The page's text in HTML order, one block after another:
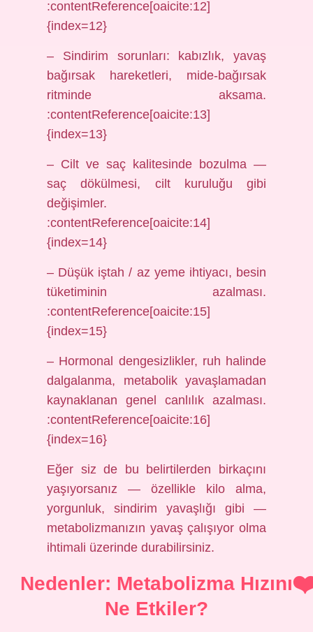
:contentReference[oaicite:12]
{index=12}
– Sindirim sorunları: kabızlık, yavaş
bağırsak hareketleri, mide‑bağırsak
ritminde aksama.
:contentReference[oaicite:13]
{index=13}
– Cilt ve saç kalitesinde bozulma —
saç dökülmesi, cilt kuruluğu gibi
değişimler.
:contentReference[oaicite:14]
{index=14}
– Düşük iştah / az yeme ihtiyacı, besin
tüketiminin azalması.
:contentReference[oaicite:15]
{index=15}
– Hormonal dengesizlikler, ruh halinde
dalgalanma, metabolik yavaşlamadan
kaynaklanan genel canlılık azalması.
:contentReference[oaicite:16]
{index=16}
Eğer siz de bu belirtilerden birkaçını
yaşıyorsanız — özellikle kilo alma,
yorgunluk, sindirim yavaşlığı gibi —
metabolizmanızın yavaş çalışıyor olma
ihtimali üzerinde durabilirsiniz.
Nedenler: Metabolizma Hızını
Ne Etkiler?